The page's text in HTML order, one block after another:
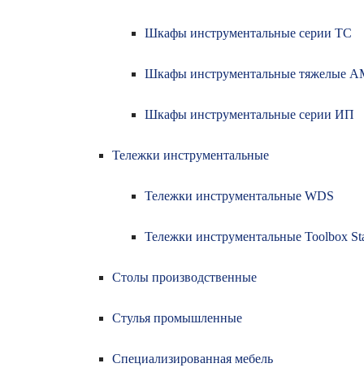
Шкафы инструментальные серии ТС
Шкафы инструментальные тяжелые
Шкафы инструментальные серии ИП
Тележки инструментальные
Тележки инструментальные WDS
Тележки инструментальные Toolbox
Столы производственные
Стулья промышленные
Cпециализированная мебель